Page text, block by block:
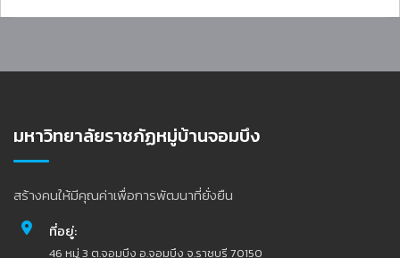
มหาวิทยาลัยราชภัฏหมู่บ้านจอมบึง
สร้างคนให้มีคุณค่าเพื่อการพัฒนาที่ยั่งยืน
ที่อยู่:
46 หมู่ 3 ต.จอมบึง อ.จอมบึง จ.ราชบุรี 70150